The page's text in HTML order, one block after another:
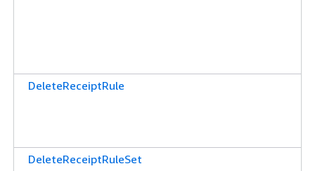
DeleteReceiptRule
DeleteReceiptRuleSet